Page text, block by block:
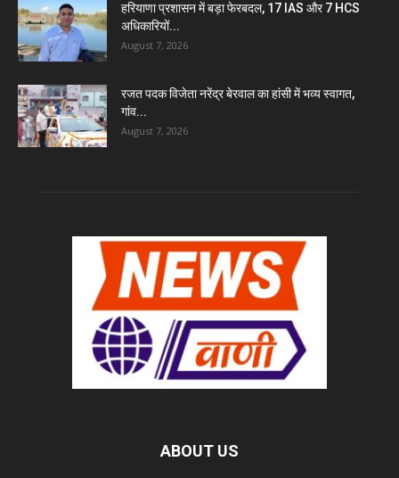
हरियाणा प्रशासन में बड़ा फेरबदल, 17 IAS और 7 HCS
अधिकारियों...
August 7, 2026
रजत पदक विजेता नरेंद्र बेरवाल का हांसी में भव्य स्वागत,
गांव...
August 7, 2026
ABOUT US